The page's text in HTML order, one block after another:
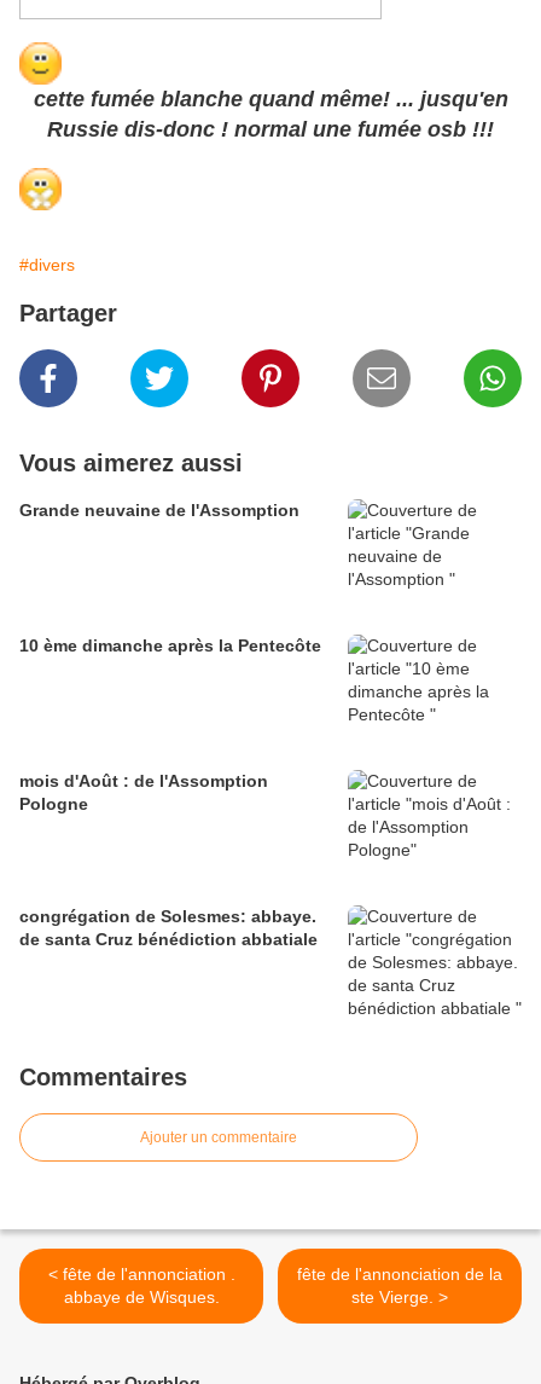
cette fumée blanche quand même! ... jusqu'en
Russie dis-donc ! normal une fumée osb !!!
#divers
Partager
Vous aimerez aussi
Grande neuvaine de l'Assomption
10 ème dimanche après la Pentecôte
mois d'Août : de l'Assomption
Pologne
congrégation de Solesmes: abbaye.
de santa Cruz bénédiction abbatiale
Commentaires
Ajouter un commentaire
< fête de l'annonciation .
abbaye de Wisques.
fête de l'annonciation de la
ste Vierge. >